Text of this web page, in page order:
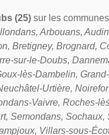
(25) sur les
Arbouans,
Bretigney, Brognard,
sur-le-Doubs,
lès-Dambelin,
Urtière,
Vaivre, Roches-
Semondans,
Villars-sous-